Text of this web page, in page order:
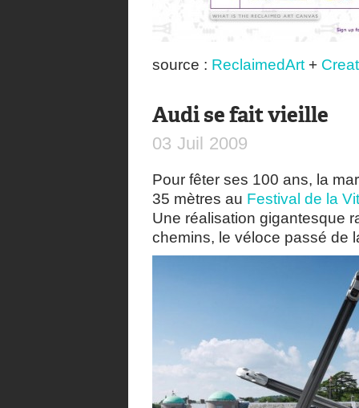
source : ReclaimedArt +
Audi se fait vieille
03 Juil 2009
Pour fêter ses 100 ans, la
35 mètres au Festival de la
Une réalisation gigantesque
chemins, le véloce passé de